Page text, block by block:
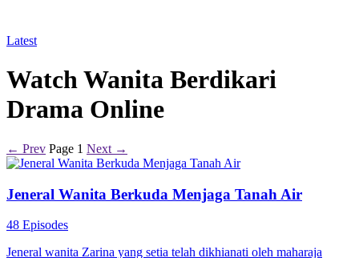
Latest
Watch Wanita Berdikari
Drama Online
← Prev Page 1 Next →
Jeneral Wanita Berkuda Menjaga Tanah Air
48 Episodes
Jeneral wanita Zarina yang setia telah dikhianati oleh maharaja